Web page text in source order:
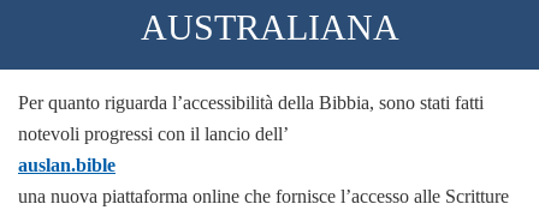
AUSTRALIANA
Per quanto riguarda l’accessibilità della Bibbia, sono stati fatti
notevoli progressi con il lancio dell’
auslan.bible
una nuova piattaforma online che fornisce l’accesso alle Scritture